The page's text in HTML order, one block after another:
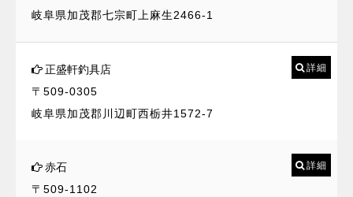
岐阜県加茂郡七宗町上麻生2466-1
正盛軒釣具店
〒509-0305
岐阜県加茂郡川辺町西栃井1572-7
詳細
赤石
〒509-1102
詳細